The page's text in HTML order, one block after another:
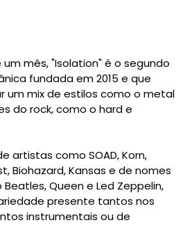
mês, "Isolation" é o segundo
fundada em 2015 e que
um mix de estilos como o metal
do rock, como o hard e
artistas como SOAD, Korn,
Biohazard, Kansas e de nomes
Queen e Led Zeppelin,
presente tantos nos
instrumentais ou de